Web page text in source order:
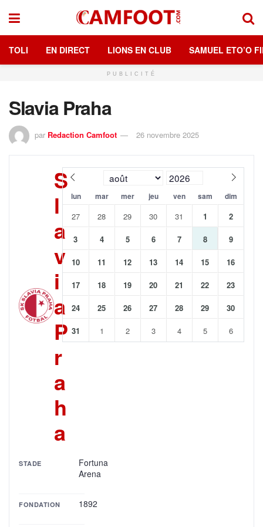
TOLI EN DIRECT LIONS EN CLUB SAMUEL ETO’O
PUBLICITÉ
Slavia Praha
par Redaction Camfoot 26 novembre 2025
S
l
a
v
i
a
P
r
a
h
a
STADE
Fortuna
Arena
FONDATION 1892
lun mar mer jeu ven sam dim
27 28 29 30 31 1 2
3 4 5 6 7 8 9
10 11 12 13 14 15 16
17 18 19 20 21 22 23
24 25 26 27 28 29 30
31 1 2 3 4 5 6